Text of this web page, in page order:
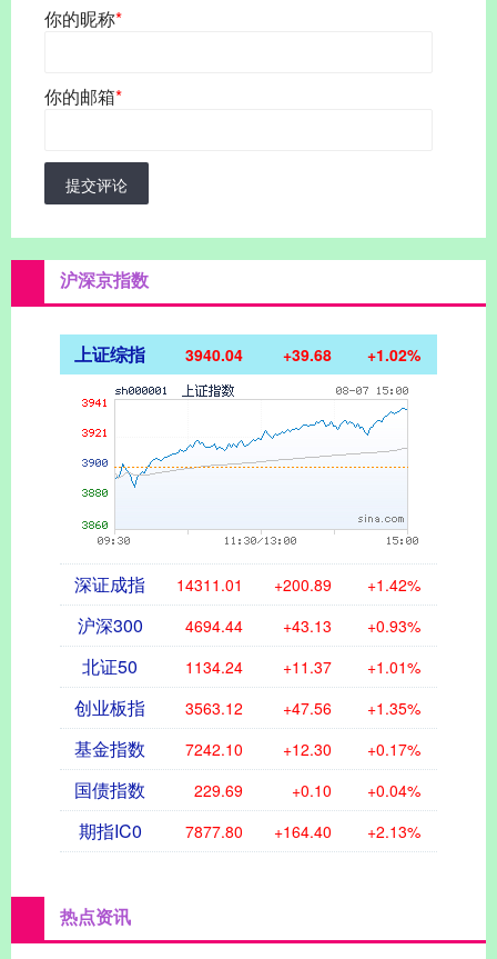
你的昵称*
你的邮箱*
提交评论
沪深京指数
上证综指 3940.04 +39.68 +1.02%
深证成指 14311.01 +200.89 +1.42%
沪深300 4694.44 +43.13 +0.93%
北证50 1134.24 +11.37 +1.01%
创业板指 3563.12 +47.56 +1.35%
基金指数 7242.10 +12.30 +0.17%
国债指数 229.69 +0.10 +0.04%
期指IC0 7877.80 +164.40 +2.13%
热点资讯